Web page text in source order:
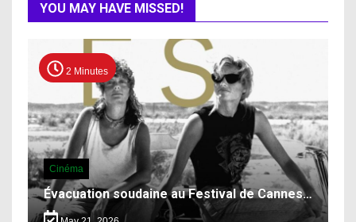
YOU MAY HAVE MISSED!
2 Minutes
Cinéma
Évacuation soudaine au Festival de Cannes…